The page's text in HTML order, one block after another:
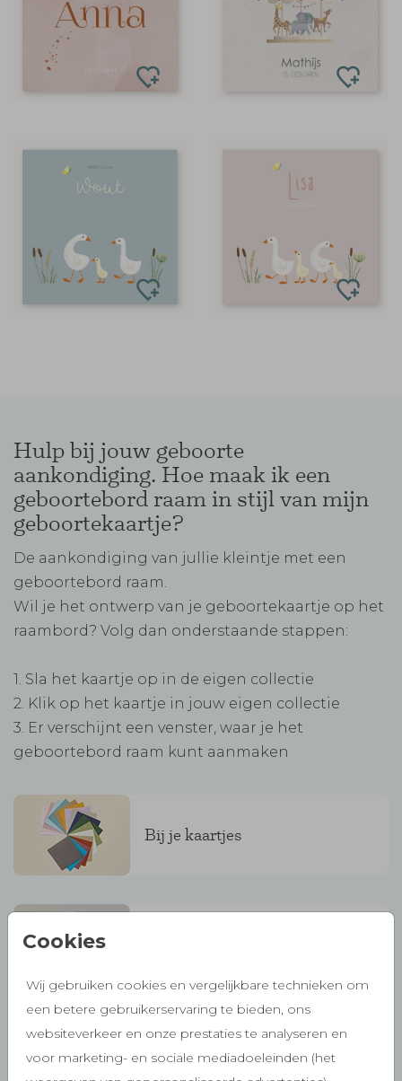
Cookies
Wij gebruiken cookies en vergelijkbare technieken om
een betere gebruikerservaring te bieden, ons
websiteverkeer en onze prestaties te analyseren en
voor marketing- en sociale mediadoeleinden (het
Hulp bij jouw geboorte
aankondiging. Hoe maak ik een
geboortebord raam in stijl van mijn
geboortekaartje?
De aankondiging van jullie kleintje met een
geboortebord raam.
Wil je het ontwerp van je geboortekaartje op het
raambord? Volg dan onderstaande stappen:
1. Sla het kaartje op in de eigen collectie
2. Klik op het kaartje in jouw eigen collectie
3. Er verschijnt een venster, waar je het
geboortebord raam kunt aanmaken
Bij je kaartjes
Aankondigingen